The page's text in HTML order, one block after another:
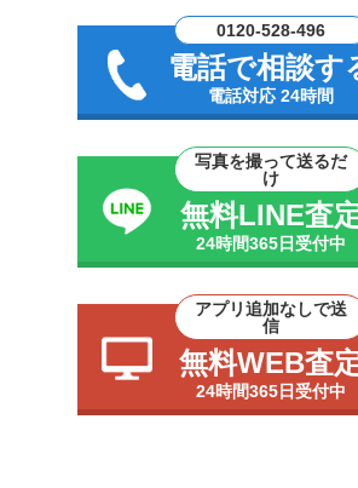
0120-528-496
電話で相談す
電話対応 24時間
写真を撮って送るだ
け
無料LINE査
24時間365日受付中
アプリ追加なしで送
信
無料WEB査
24時間365日受付中